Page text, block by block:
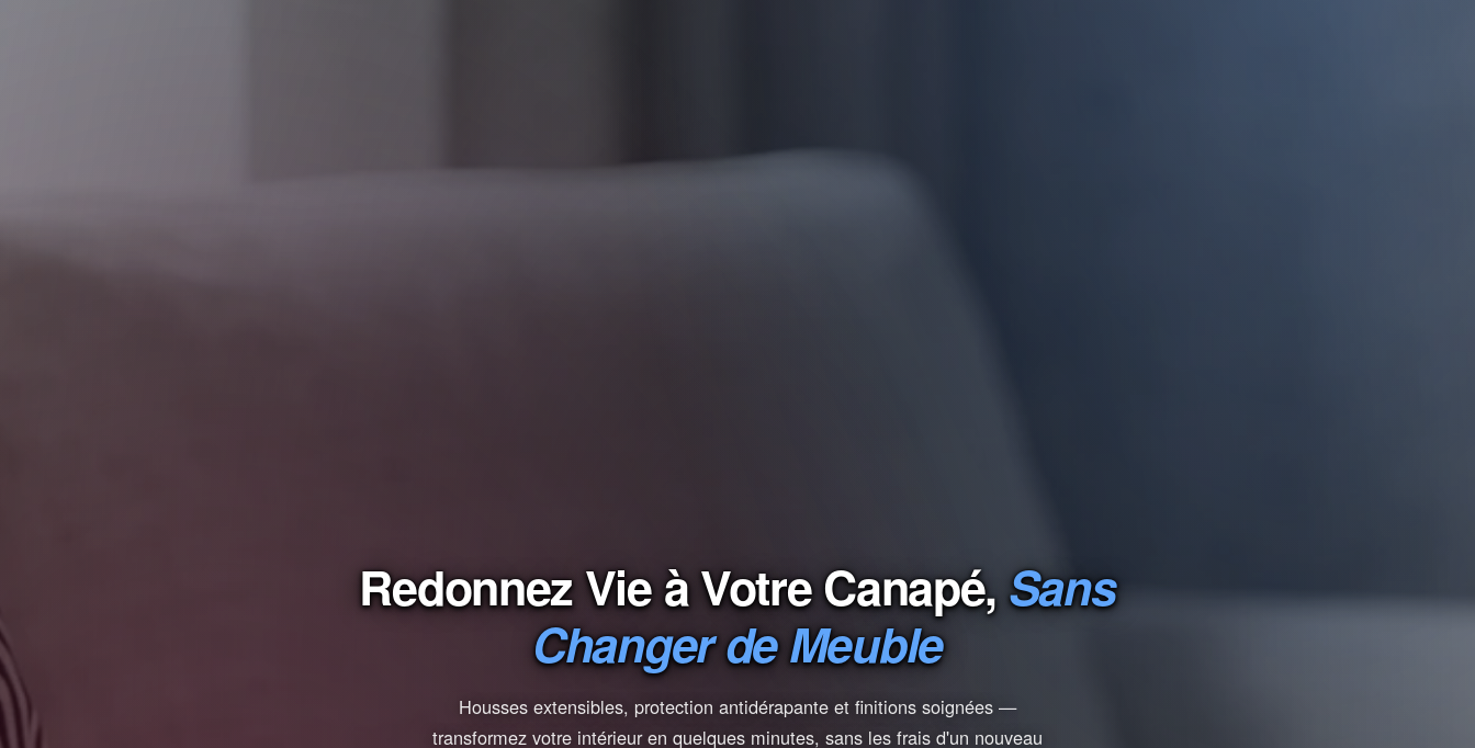
Redonnez Vie à Votre Canapé,Sans
Changer de Meuble
Housses extensibles, protection antidérapante et finitions soignées —
transformez votre intérieur en quelques minutes, sans les frais d'un nouveau